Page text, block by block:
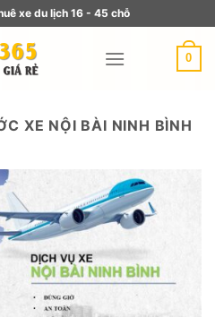
xe du lịch 16 - 45 chỗ
0
XE NỘI BÀI NINH BÌNH